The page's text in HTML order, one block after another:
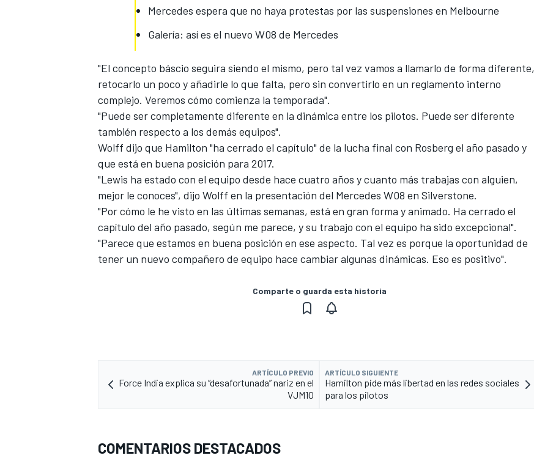
Mercedes espera que no haya protestas por las suspensiones en Melbourne
Galería: así es el nuevo W08 de Mercedes
"El concepto báscio seguira siendo el mismo, pero tal vez vamos a llamarlo de forma diferente,
retocarlo un poco y añadirle lo que falta, pero sin convertirlo en un reglamento interno
complejo. Veremos cómo comienza la temporada".
"Puede ser completamente diferente en la dinámica entre los pilotos. Puede ser diferente
también respecto a los demás equipos".
Wolff dijo que Hamilton "ha cerrado el capítulo" de la lucha final con Rosberg el año pasado y
que está en buena posición para 2017.
"Lewis ha estado con el equipo desde hace cuatro años y cuanto más trabajas con alguien,
mejor le conoces", dijo Wolff en la presentación del Mercedes W08 en Silverstone.
"Por cómo le he visto en las últimas semanas, está en gran forma y animado. Ha cerrado el
capítulo del año pasado, según me parece, y su trabajo con el equipo ha sido excepcional".
"Parece que estamos en buena posición en ese aspecto. Tal vez es porque la oportunidad de
tener un nuevo compañero de equipo hace cambiar algunas dinámicas. Eso es positivo".
Comparte o guarda esta historia
ARTÍCULO PREVIO
Force India explica su “desafortunada” nariz en el
VJM10
ARTÍCULO SIGUIENTE
Hamilton pide más libertad en las redes sociales
para los pilotos
COMENTARIOS DESTACADOS